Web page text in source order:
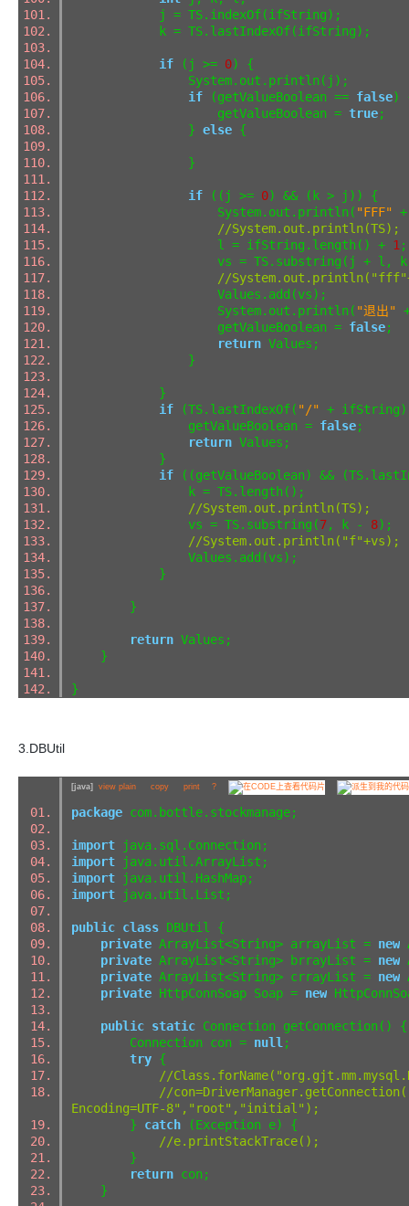
j = TS.indexOf(ifString);
k = TS.lastIndexOf(ifString);
if (j >= 0) {
System.out.println(j);
if (getValueBoolean == false)
getValueBoolean = true;
} else {
}
if ((j >= 0) && (k > j)) {
System.out.println( "FFF"
//System.out.println(TS);
l = ifString.length() + 1
vs = TS.substring(j + l,
//
Values.add(vs);
System.out.println( "退出"
getValueBoolean = false;
return Values;
}
}
if (TS.lastIndexOf( "/"
+
getValueBoolean = false;
return Values;
}
if ((getValueBoolean) &&
k = TS.length();
//System.out.println(TS);
vs = TS.substring(7, k - 8);
//System.out.println("f"+vs);
Values.add(vs);
}
}
return Values;
}
}
3.DBUtil
[java] view plain copy print ?
package com.bottle.stockmanage;
import java.sql.Connection;
import java.util.ArrayList;
import java.util.HashMap;
import java.util.List;
public class DBUtil {
private ArrayList<String> arrayList = new
private ArrayList<String> brrayList = new
private ArrayList<String> crrayList = new
private HttpConnSoap Soap = new
public static Connection
Connection con = null ;
try {
//
//
Encoding=UTF-
} catch (Exception e) {
//e.printStackTrace();
}
return con;
}